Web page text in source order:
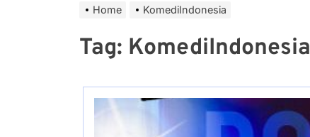
Home KomediIndonesia
Tag: KomediIndonesia